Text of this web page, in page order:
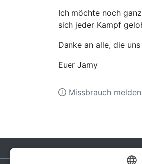
Ich möchte noch
sich jeder Kampf
Danke an alle, die
Euer Jamy
Missbrauch melden